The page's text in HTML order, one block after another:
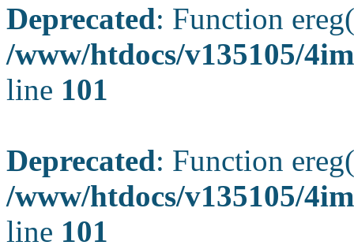
Deprecated: Function
/www/htdocs/v135105/
line 101
Deprecated: Function
/www/htdocs/v135105/
line 101